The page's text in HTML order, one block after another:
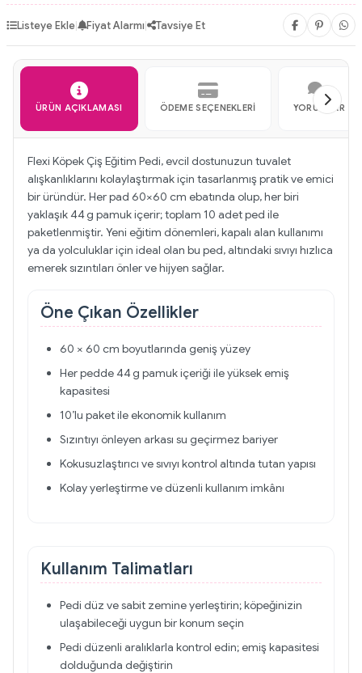
Listeye Ekle| Fiyat Alarmı| Tavsiye Et
ÜRÜN AÇIKLAMASI ÖDEME SEÇENEKLERI YORUMLAR
Flexi Köpek Çiş Eğitim Pedi, evcil dostunuzun tuvalet
alışkanlıklarını kolaylaştırmak için tasarlanmış pratik ve emici
bir üründür. Her pad 60×60 cm ebatında olup, her biri
yaklaşık 44 g pamuk içerir; toplam 10 adet ped ile
paketlenmiştir. Yeni eğitim dönemleri, kapalı alan kullanımı
ya da yolculuklar için ideal olan bu ped, altındaki sıvıyı hızlıca
emerek sızıntıları önler ve hijyen sağlar.
Öne Çıkan Özellikler
60 × 60 cm boyutlarında geniş yüzey
Her pedde 44 g pamuk içeriği ile yüksek emiş
kapasitesi
10’lu paket ile ekonomik kullanım
Sızıntıyı önleyen arkası su geçirmez bariyer
Kokusuzlaştırıcı ve sıvıyı kontrol altında tutan yapısı
Kolay yerleştirme ve düzenli kullanım imkânı
Kullanım Talimatları
Pedi düz ve sabit zemine yerleştirin; köpeğinizin
ulaşabileceği uygun bir konum seçin
Pedi düzenli aralıklarla kontrol edin; emiş kapasitesi
dolduğunda değiştirin